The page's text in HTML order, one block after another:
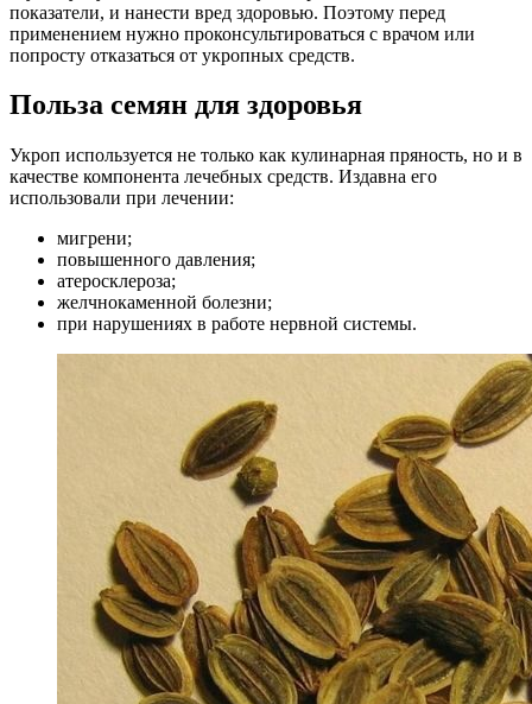
показатели, и нанести вред здоровью. Поэтому перед
применением нужно проконсультироваться с врачом или
попросту отказаться от укропных средств.
Польза семян для здоровья
Укроп используется не только как кулинарная пряность, но и в
качестве компонента лечебных средств. Издавна его
использовали при лечении:
мигрени;
повышенного давления;
атеросклероза;
желчнокаменной болезни;
при нарушениях в работе нервной системы.